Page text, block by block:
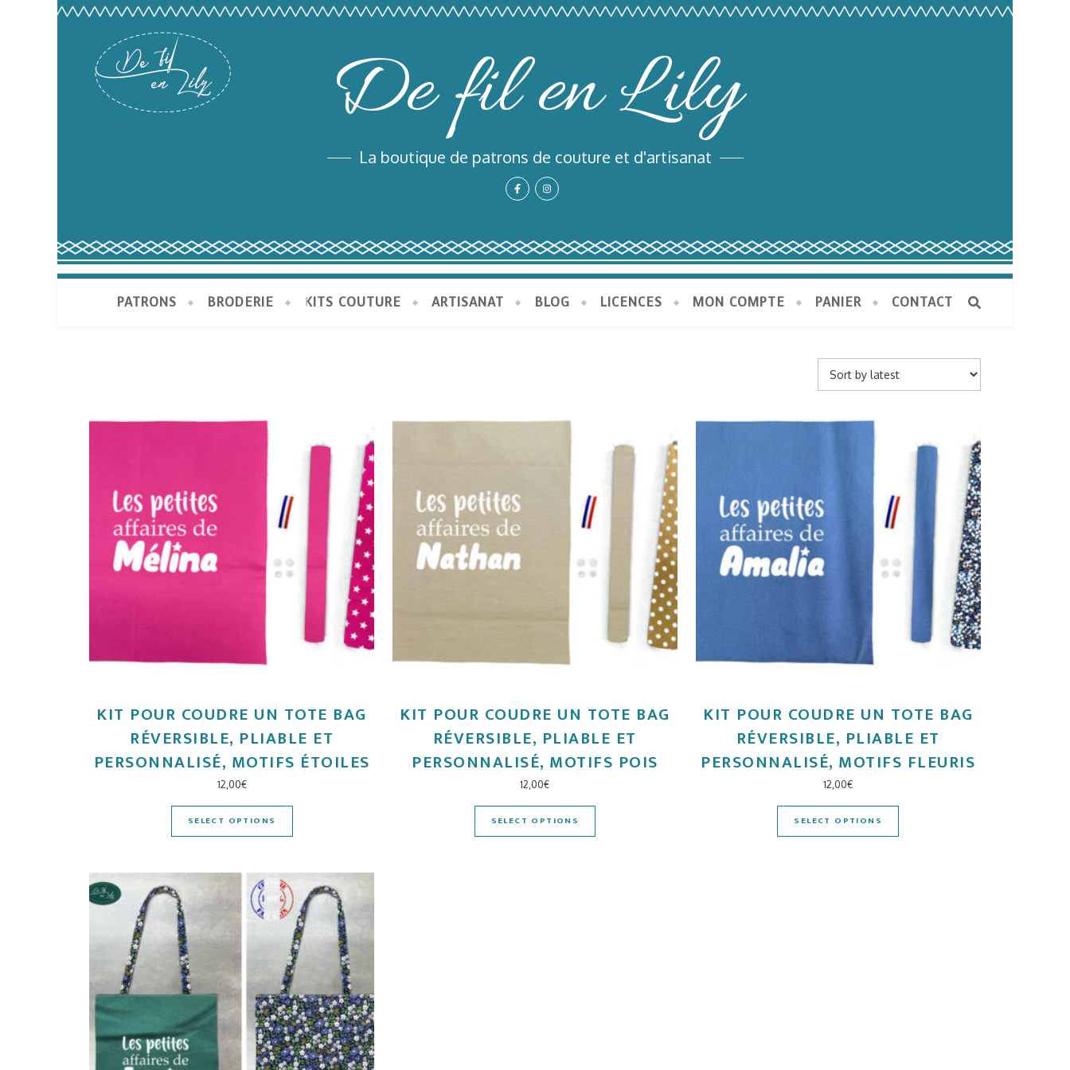
De fil en Lily
La boutique de patrons de couture et d'artisanat
PATRONS BRODERIE KITS COUTURE ARTISANAT BLOG LICENCES MON COMPTE PANIER CONTACT
KIT POUR COUDRE UN TOTE BAG
RÉVERSIBLE, PLIABLE ET
PERSONNALISÉ, MOTIFS ÉTOILES
12,00€
SELECT OPTIONS
KIT POUR COUDRE UN TOTE BAG
RÉVERSIBLE, PLIABLE ET
PERSONNALISÉ, MOTIFS POIS
12,00€
SELECT OPTIONS
KIT POUR COUDRE UN TOTE BAG
RÉVERSIBLE, PLIABLE ET
PERSONNALISÉ, MOTIFS FLEURIS
12,00€
SELECT OPTIONS